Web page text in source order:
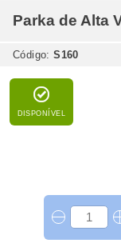
Parka de Alta
Código:S160
DISPONÍVEL